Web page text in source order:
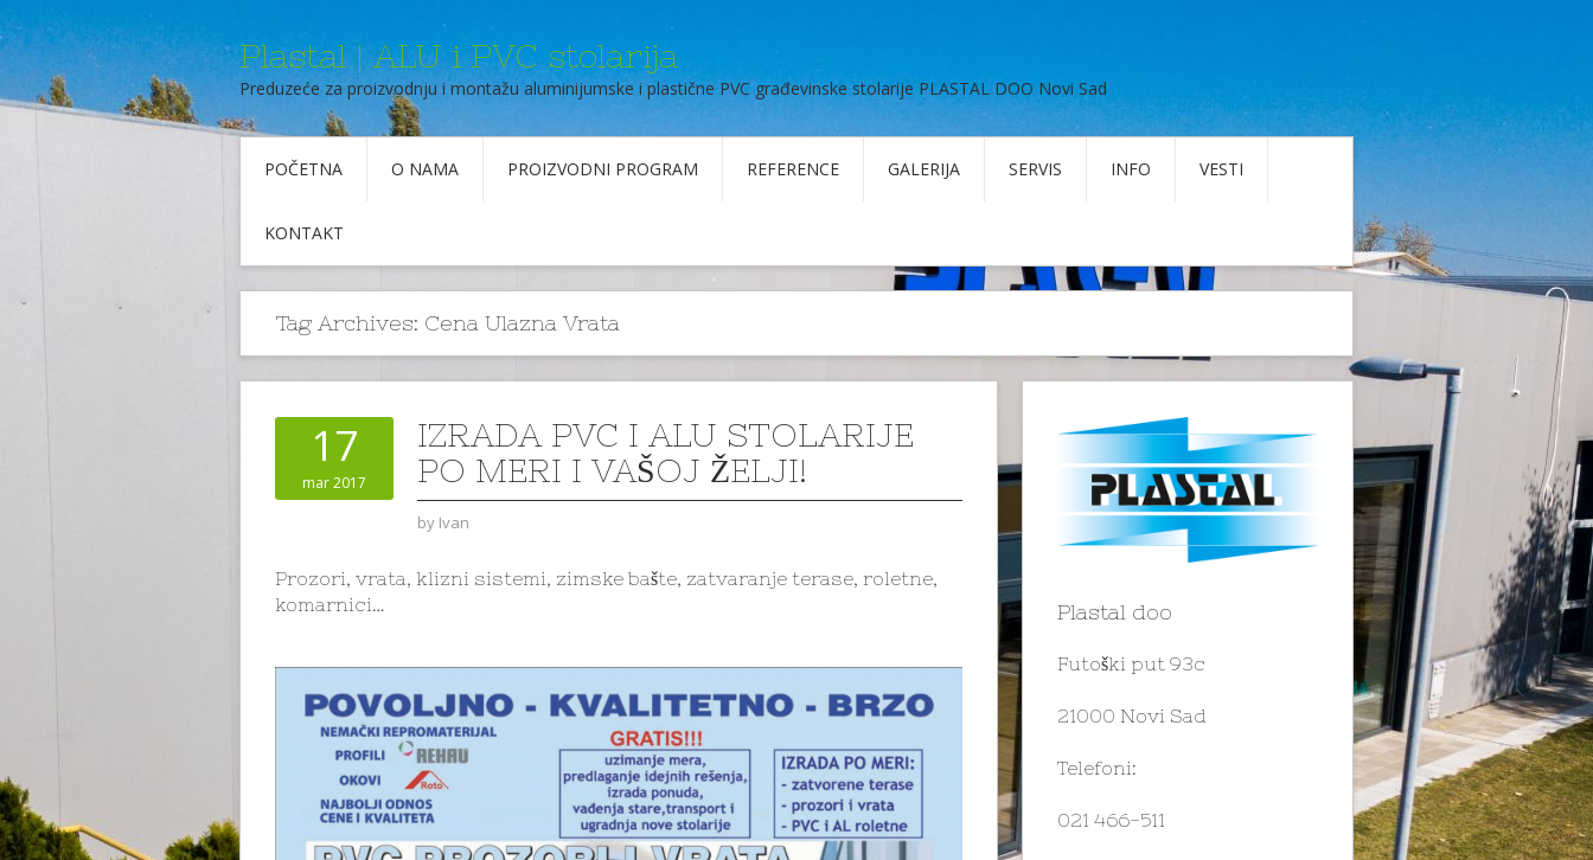
Plastal | ALU i PVC stolarija
Preduzeće za proizvodnju i montažu aluminijumske i plastične PVC građevinske stolarije PLASTAL DOO Novi Sad
POČETNA O NAMA PROIZVODNI PROGRAM REFERENCE GALERIJA SERVIS INFO VESTI
KONTAKT
Tag Archives: Cena Ulazna Vrata
17
mar 2017
IZRADA PVC I ALU STOLARIJE
PO MERI I VAŠOJ ŽELJI!
by Ivan
Prozori, vrata, klizni sistemi, zimske bašte, zatvaranje terase, roletne,
komarnici…
Plastal doo
Futoški put 93c
21000 Novi Sad
Telefoni:
021 466-511